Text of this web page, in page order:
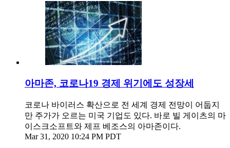
아마존, 코로나19 경제 위기에도 성장세
코로나 바이러스 확산으로 전 세계 경제 전망이 어둡지
만 주가가 오르는 미국 기업도 있다. 바로 빌 게이츠의 마
이스크소프트와 제프 베조스의 아마존이다.
Mar 31, 2020 10:24 PM PDT